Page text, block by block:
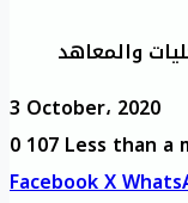
والمعاهد
3 October، 2020
0107Less than a
FacebookX